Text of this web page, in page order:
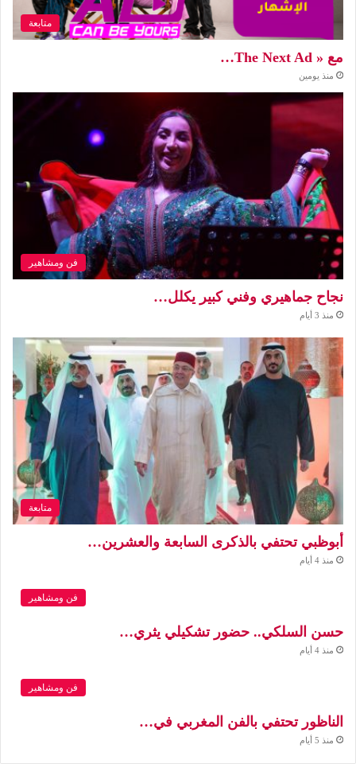
متابعة
مع « The Next Ad…
منذ يومين
فن ومشاهير
نجاح جماهيري وفني كبير يكلل…
منذ 3 أيام
متابعة
أبوظبي تحتفي بالذكرى السابعة والعشرين…
منذ 4 أيام
فن ومشاهير
حسن السلكي.. حضور تشكيلي يثري…
منذ 4 أيام
فن ومشاهير
الناظور تحتفي بالفن المغربي في…
منذ 5 أيام